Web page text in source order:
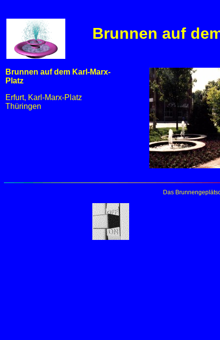
Brunnen auf
Brunnen auf dem Karl-Marx-
Platz
Erfurt, Karl-Marx-Platz
Thüringen
Das